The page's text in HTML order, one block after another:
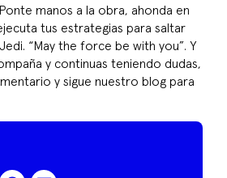
manos a la obra, ahonda en
tus estrategias para saltar
“May the force be with you”. Y
y continuas teniendo dudas,
y sigue nuestro blog para